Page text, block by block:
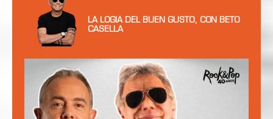
LA LOGIA DEL BUEN GUSTO, CON BETO
CASELLA